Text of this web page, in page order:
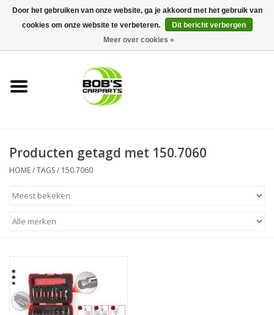
0 Artikelen - €0,00
KS TOOLS
Next Gereedschapswagens
Opbergsystemen
Starten & laden
Producten getagd met 150.7060
HOME/TAGS/ 150.7060
Door het gebruiken van onze website, ga je akkoord met het gebruik van
cookies om onze website te verbeteren.
Dit bericht verbergen
Meer over cookies »